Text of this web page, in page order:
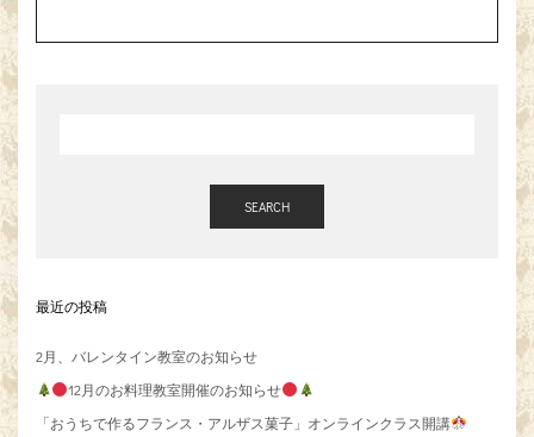
SEARCH
最近の投稿
2月、バレンタイン教室のお知らせ
12月のお料理教室開催のお知らせ
「おうちで作るフランス・アルザス菓子」オンラインクラス開講